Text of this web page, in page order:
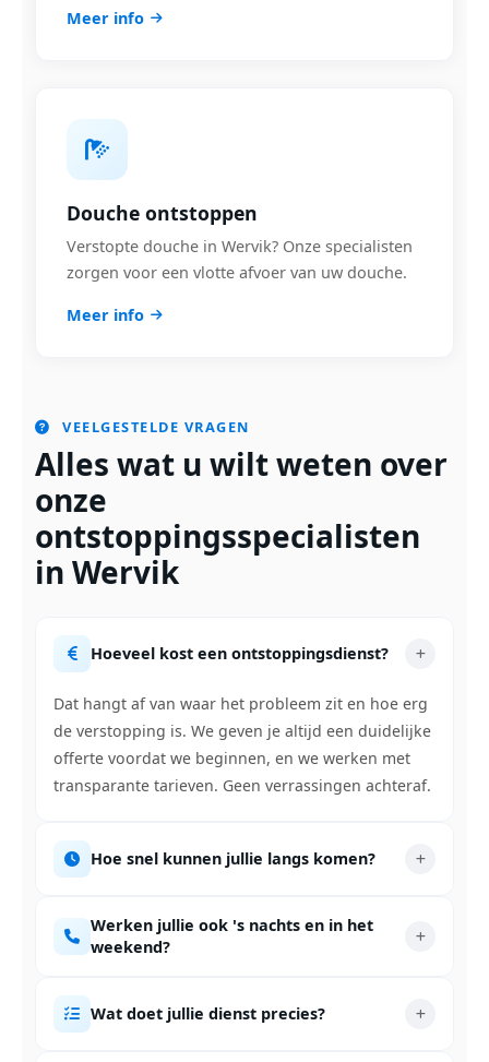
Meer info
Douche ontstoppen
Verstopte douche in Wervik? Onze specialisten
zorgen voor een vlotte afvoer van uw douche.
Meer info
VEELGESTELDE VRAGEN
Alles wat u wilt weten over
onze
ontstoppingsspecialisten
in Wervik
Hoeveel kost een ontstoppingsdienst?
Dat hangt af van waar het probleem zit en hoe erg
de verstopping is. We geven je altijd een duidelijke
offerte voordat we beginnen, en we werken met
transparante tarieven. Geen verrassingen achteraf.
Hoe snel kunnen jullie langs komen?
Werken jullie ook 's nachts en in het
weekend?
Wat doet jullie dienst precies?